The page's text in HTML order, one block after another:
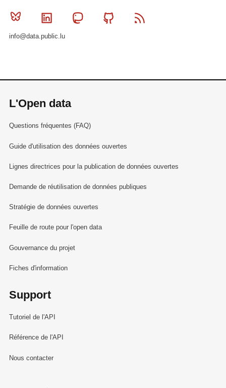
Bluesky Linkedin MastodonGithub
info@data.public.lu
L'Open data
Questions fréquentes (FAQ)
Guide d'utilisation des données ouvertes
Lignes directrices pour la publication de données ouvertes
Demande de réutilisation de données publiques
Stratégie de données ouvertes
Feuille de route pour l'open data
Gouvernance du projet
Fiches d'information
Support
Tutoriel de l'API
Référence de l'API
Nous contacter